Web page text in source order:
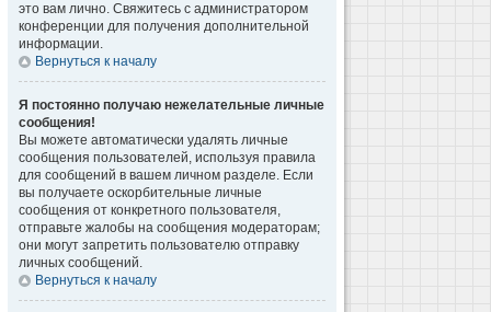
это вам лично. Свяжитесь с администратором
конференции для получения дополнительной
информации.
Вернуться к началу
Я постоянно получаю нежелательные личные
сообщения!
Вы можете автоматически удалять личные
сообщения пользователей, используя правила
для сообщений в вашем личном разделе. Если
вы получаете оскорбительные личные
сообщения от конкретного пользователя,
отправьте жалобы на сообщения модераторам;
они могут запретить пользователю отправку
личных сообщений.
Вернуться к началу